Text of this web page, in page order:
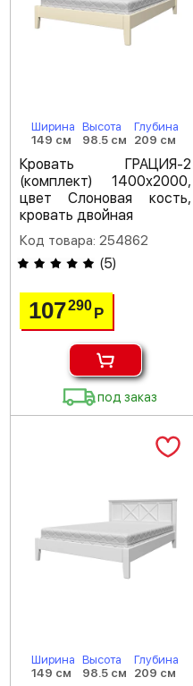
Ширина
149 см
Высота
98.5 см
Глубина
209 см
Кровать ГРАЦИЯ-2
(комплект) 1400х2000,
цвет Слоновая кость,
кровать двойная
Код товара: 254862
(5)
107290Р
под заказ
Ширина
149 см
Высота
98.5 см
Глубина
209 см